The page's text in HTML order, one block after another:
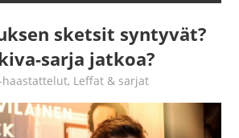
sketsit syntyvät?
sarja jatkoa?
haastattelut, Leffat & sarjat